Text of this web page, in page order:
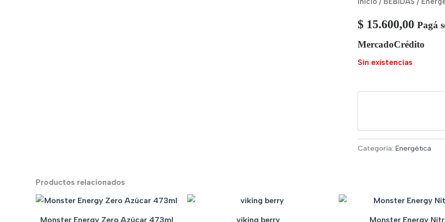
$ 15.600,00 Pagá
MercadoCrédito
Sin existencias
Categoría: Energética
Productos relacionados
Monster Energy Zero Azúcar 473ml viking berry Monster Energy